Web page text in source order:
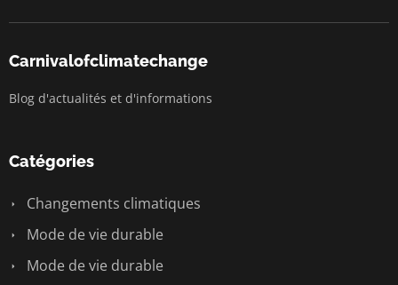
Carnivalofclimatechange
Blog d'actualités et d'informations
Catégories
Changements climatiques
Mode de vie durable
Mode de vie durable